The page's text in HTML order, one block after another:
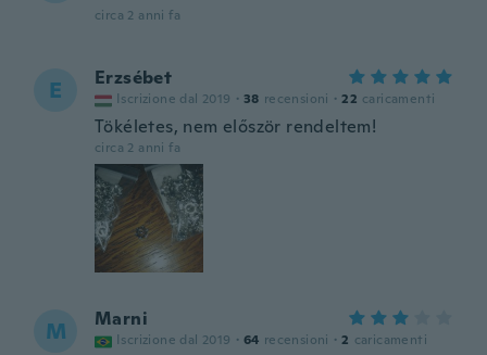
circa 2 anni fa
E Erzsébet
Iscrizione dal 2019 · 38 recensioni · 22 caricamenti
Tökéletes, nem először rendeltem!
circa 2 anni fa
M Marni
Iscrizione dal 2019 · 64 recensioni · 2 caricamenti